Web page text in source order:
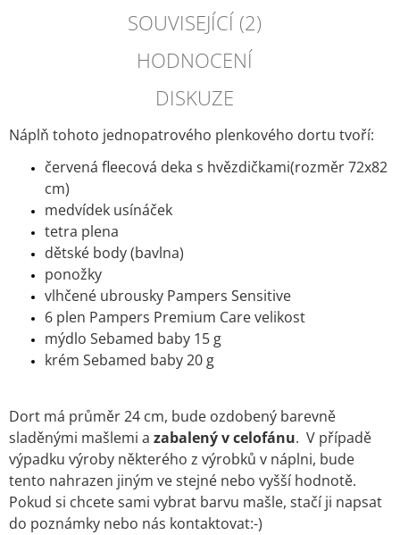
SOUVISEJÍCÍ (2)
HODNOCENÍ
DISKUZE
Náplň tohoto jednopatrového plenkového dortu tvoří:
červená fleecová deka s hvězdičkami(rozměr 72x82
cm)
medvídek usínáček
tetra plena
dětské body (bavlna)
ponožky
vlhčené ubrousky Pampers Sensitive
6 plen Pampers Premium Care velikost
mýdlo Sebamed baby 15 g
krém Sebamed baby 20 g
Dort má průměr 24 cm, bude ozdobený barevně
sladěnými mašlemi a zabalený v celofánu. V případě
výpadku výroby některého z výrobků v náplni, bude
tento nahrazen jiným ve stejné nebo vyšší hodnotě.
Pokud si chcete sami vybrat barvu mašle, stačí ji napsat
do poznámky nebo nás kontaktovat:-)